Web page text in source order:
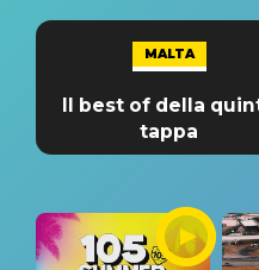
MALTA
Il best of della
tappa